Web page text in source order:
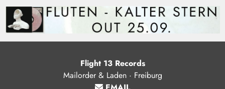
Flight 13 Records
Mailorder & Laden · Freiburg